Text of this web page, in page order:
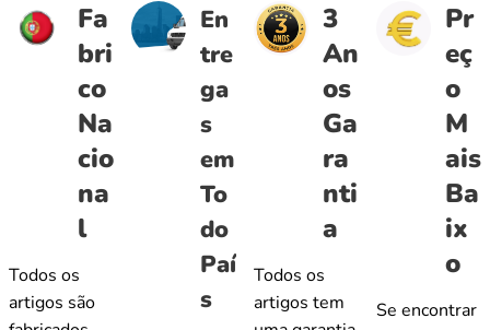
Fa
bri
co
Na
cio
na
l
Todos os
artigos são
En
tre
ga
s
em
To
do
Paí
s
3
An
os
Ga
ra
nti
a
Todos os
artigos tem
Pr
eç
o
M
ais
Ba
ix
o
Se encontrar